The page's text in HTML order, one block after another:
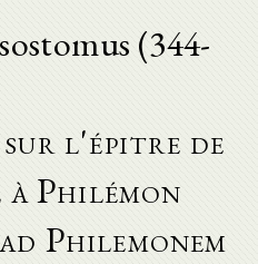
(344-
sur l'épitre de
Philémon
Philemonem